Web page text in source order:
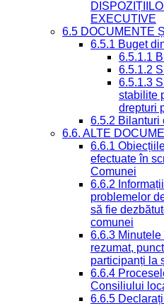
EXECUTIVE
6.5 DOCUMENTE
6.5.1 Buget
6.5.1.1
6.5.1.2
6.5.1.3
stabilite
drepturi
6.5.2 Bilanturi
6.6. ALTE
6.6.1
efectuate în
Comunei
6.6.2
problemelor
să fie
comunei
6.6.3
rezumat,
participanți la
6.6.4
Consiliului
6.6.5